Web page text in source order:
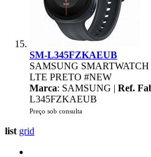
SM-L345FZKAEUB
SAMSUNG
LTE PRETO #NEW
Marca: SAMSUNG | Ref.
L345FZKAEUB
Preço sob consulta
list grid